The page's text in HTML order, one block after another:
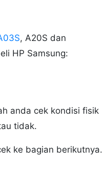
, A20S dan
HP Samsung:
anda cek kondisi fisik
tidak.
ke bagian berikutnya.